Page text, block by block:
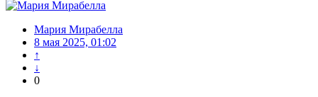
Мария Мирабелла
8 мая 2025, 01:02
↑
↓
0